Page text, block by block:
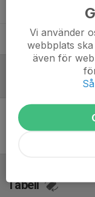
Peter Källholm
Toni
Tabell
Vi använder
webbplats
även för